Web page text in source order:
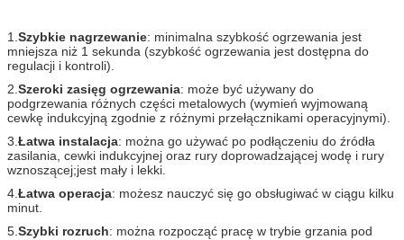
1. Szybkie nagrzewanie: minimalna szybkość ogrzewania jest
mniejsza niż 1 sekunda (szybkość ogrzewania jest dostępna do
regulacji i kontroli).
2. Szeroki zasięg ogrzewania: może być używany do
podgrzewania różnych części metalowych (wymień wyjmowaną
cewkę indukcyjną zgodnie z różnymi przełącznikami operacyjnymi).
3. Łatwa instalacja: można go używać po podłączeniu do źródła
zasilania, cewki indukcyjnej oraz rury doprowadzającej wodę i rury
wznoszącej;jest mały i lekki.
4. Łatwa operacja: możesz nauczyć się go obsługiwać w ciągu kilku
minut.
5. Szybki rozruch: można rozpocząć pracę w trybie grzania pod